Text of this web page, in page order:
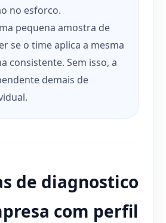
no esforco.
pequena amostra de
se o time aplica a mesma
consistente. Sem isso, a
demais de
de diagnostico
com perfil